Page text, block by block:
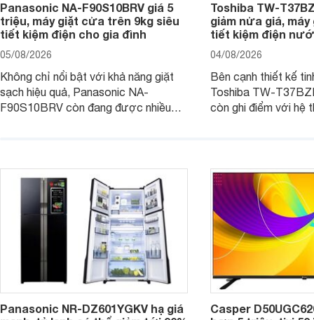
Panasonic NA-F90S10BRV giá 5
triệu, máy giặt cửa trên 9kg siêu
tiết kiệm điện cho gia đình
05/08/2026
Không chỉ nổi bật với khả năng giặt
sạch hiệu quả, Panasonic NA-
F90S10BRV còn đang được nhiều
giặt cửa trên 9kg.
Toshiba TW-
giảm nửa giá,
tiết kiệm điện
04/08/2026
Bên cạnh thiết kế
Toshiba TW-
còn ghi điểm với hệ
giặt.
Panasonic NR-DZ601YGKV hạ giá
Casper